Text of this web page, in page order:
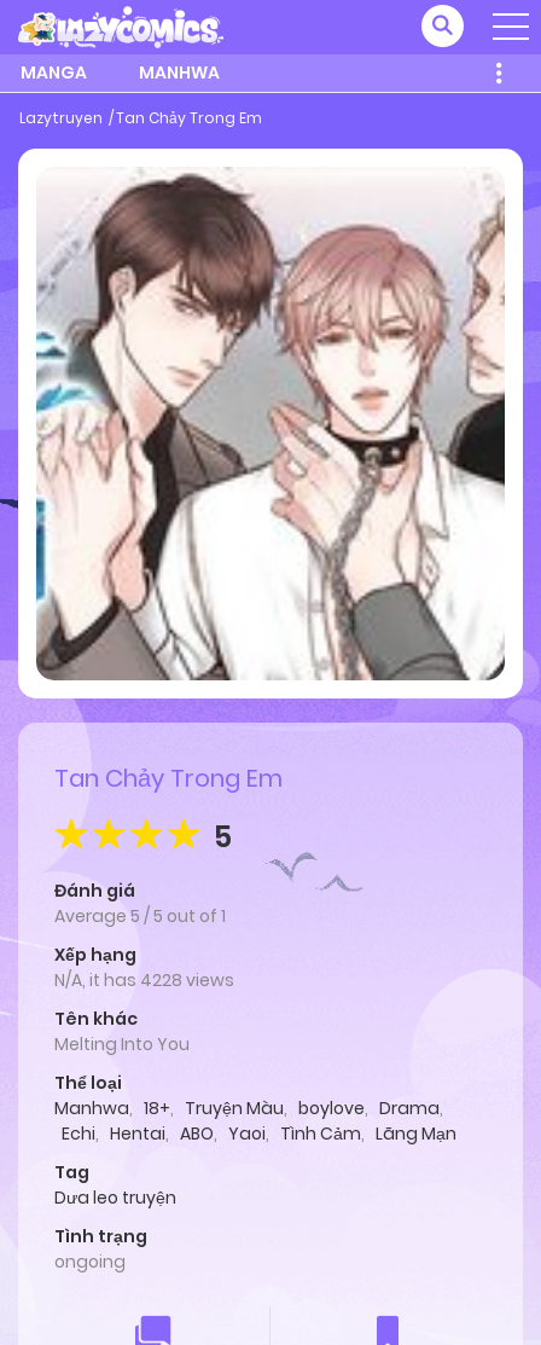
MANGA MANHWA
Lazytruyen Tan Chảy Trong Em
Tan Chảy Trong Em
5
Đánh giá
Average 5 /5 out of 1
Xếp hạng
N/A, it has 4228 views
Tên khác
Melting Into You
Thể loại
Manhwa, 18+, Truyện Màu, boylove, Drama,
Echi, Hentai, ABO, Yaoi, Tình Cảm, Lãng Mạn
Tag
Dưa leo truyện
Tình trạng
ongoing